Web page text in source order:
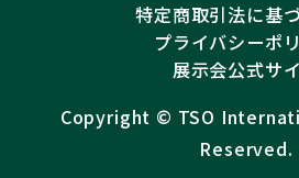
特定商取引法に基
プライバシーポ
展示会公式サ
Copyright ©︎ TSO
Reserved.